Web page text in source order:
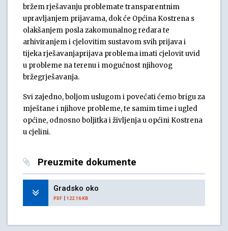
bržem rješavanju problemate transparentnim
upravljanjem prijavama, dok će Općina Kostrena s
olakšanjem posla zakomunalnog redara te
arhiviranjem i cjelovitim sustavom svih prijava i
tijeka rješavanjaprijava problema imati cjelovit uvid
u probleme na terenu i mogućnost njihovog
bržegrješavanja.
Svi zajedno, boljom uslugom i povećati ćemo brigu za
mještane i njihove probleme, te samim time i ugled
općine, odnosno boljitka i življenja u općini Kostrena
u cjelini.
Preuzmite dokumente
Gradsko oko
PDF | 122.16 KB